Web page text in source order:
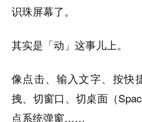
识珠屏幕了。
其实是「动」这事儿上。
像点击、输入文字、按快
拽、切窗口、切桌面（
点系统弹窗……